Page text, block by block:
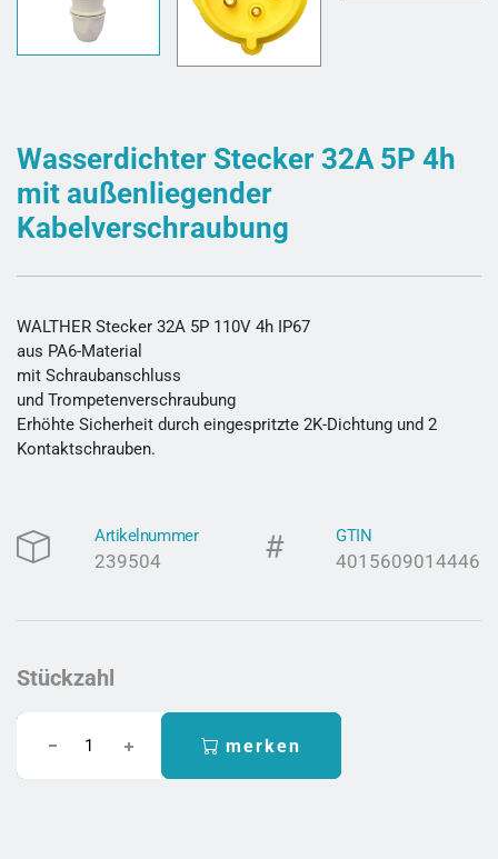
Wasserdichter Stecker 32A 5P 4h
mit außenliegender
Kabelverschraubung
WALTHER Stecker 32A 5P 110V 4h IP67
aus PA6-Material
mit Schraubanschluss
und Trompetenverschraubung
Erhöhte Sicherheit durch eingespritzte 2K-Dichtung und 2
Kontaktschrauben.
Artikelnummer
239504
GTIN
4015609014446
Stückzahl
merken